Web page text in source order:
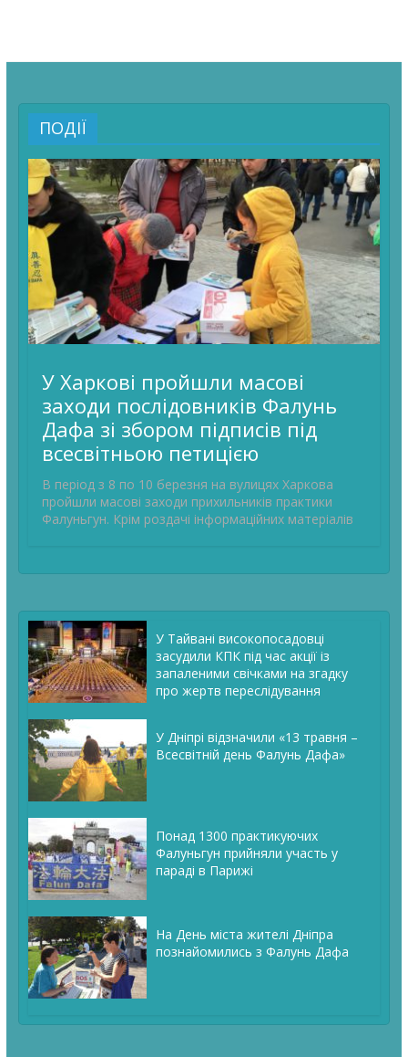
ПОДІЇ
У Харкові пройшли масові
заходи послідовників Фалунь
Дафа зі збором підписів під
всесвітньою петицією
В період з 8 по 10 березня на вулицях Харкова
пройшли масові заходи прихильників практики
Фалуньгун. Крім роздачі інформаційних матеріалів
У Тайвані високопосадовці
засудили КПК під час акції із
запаленими свічками на згадку
про жертв переслідування
У Дніпрі відзначили «13 травня –
Всесвітній день Фалунь Дафа»
Понад 1300 практикуючих
Фалуньгун прийняли участь у
параді в Парижі
На День міста жителі Дніпра
познайомились з Фалунь Дафа